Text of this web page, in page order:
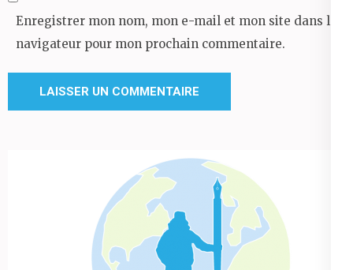
Enregistrer mon nom, mon e-mail et mon site dans le
navigateur pour mon prochain commentaire.